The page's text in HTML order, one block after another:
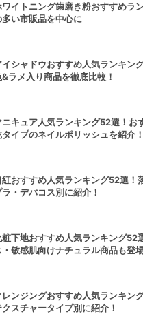
ワイトニング歯磨き粉おすすめラ
多い市販品を中心に
イシャドウおすすめ人気ランキン
&ラメ入り商品を徹底比較！
ニキュア人気ランキング52選！お
タイプのネイルポリッシュを紹介！
紅おすすめ人気ランキング52選！
ラ・デパコス別に紹介！
粧下地おすすめ人気ランキング52
・敏感肌向けナチュラル商品も登場
レンジングおすすめ人気ランキン
クスチャータイプ別に紹介！